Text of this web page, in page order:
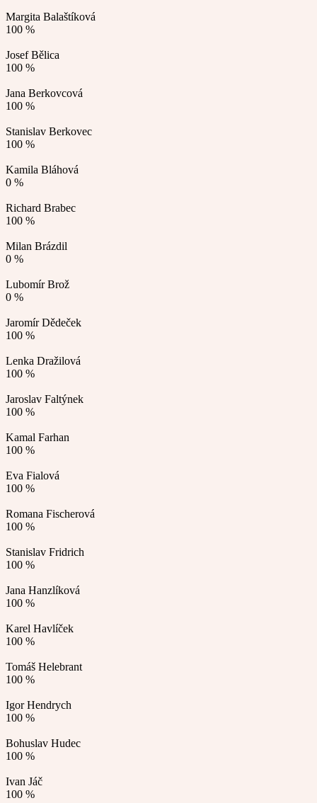
Margita Balaštíková
100 %
Josef Bělica
100 %
Jana Berkovcová
100 %
Stanislav Berkovec
100 %
Kamila Bláhová
0 %
Richard Brabec
100 %
Milan Brázdil
0 %
Lubomír Brož
0 %
Jaromír Dědeček
100 %
Lenka Dražilová
100 %
Jaroslav Faltýnek
100 %
Kamal Farhan
100 %
Eva Fialová
100 %
Romana Fischerová
100 %
Stanislav Fridrich
100 %
Jana Hanzlíková
100 %
Karel Havlíček
100 %
Tomáš Helebrant
100 %
Igor Hendrych
100 %
Bohuslav Hudec
100 %
Ivan Jáč
100 %